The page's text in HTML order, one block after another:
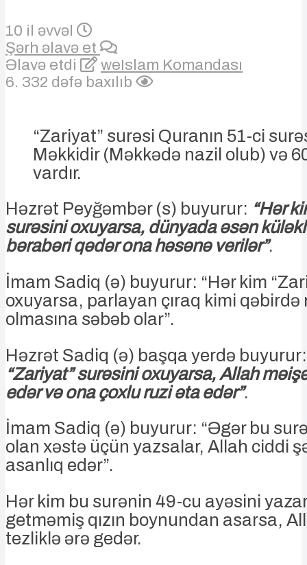
10 il əvvəl
Şərh əlavə et
Əlavə etdi
weIslam Komandası
6. 332 dəfə baxılıb
“Zariyat” surəsi Quranın 51-ci
Məkkidir (Məkkədə nazil olub) və
vardır.
Həzrət Peyğəmbər (s) buyurur: “Hər
surəsini oxuyarsa, dünyada əsən
bərabəri qədər ona həsənə verilər”.
İmam Sadiq (ə) buyurur: “Hər kim
oxuyarsa, parlayan çıraq kimi qəbirdə
olmasına səbəb olar”.
Həzrət Sadiq (ə) başqa yerdə buyurur:
“Zariyat” surəsini oxuyarsa, Allah
edər və ona çoxlu ruzi əta edər”.
İmam Sadiq (ə) buyurur: “Əgər bu
olan xəstə üçün yazsalar, Allah ciddi
asanlıq edər”.
Hər kim bu surənin 49-cu ayəsini
getməmiş qızın boynundan asarsa,
tezliklə ərə gedər.